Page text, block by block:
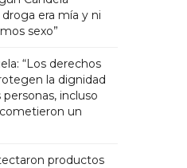
droga era mía y ni
sexo”
“Los derechos
la dignidad
incluso
un
productos